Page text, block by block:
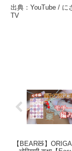
っTV
出典：YouTube / に
TV
【BEAR🧸】